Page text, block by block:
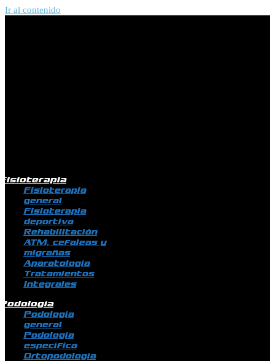
Ir al contenido
Fisioterapia
general
Fisioterapia
deportiva
Rehabilitación
ATM, cefaleas y
migrañas
Aparatología
Tratamientos
integrales
Podología
general
Podología
específica
Ortopodología